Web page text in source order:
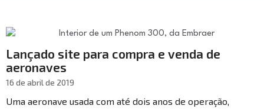
Lançado site para compra e venda de
aeronaves
16 de abril de 2019
Uma aeronave usada com até dois anos de operação,